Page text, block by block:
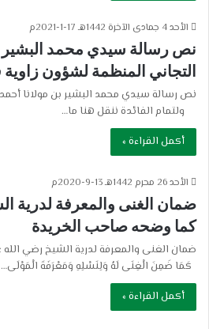
الأحد 4 جمادى الآخرة 1442هـ 17-1-2021م
نص رسالة سيدي محمد البشير
التجاني المنظمة لشؤون
نص رسالة سيدي محمد البشير بن مولانا
ولتمام الفائدة ننقل هنا ما…
أكمل القراءة »
الأحد 26 محرم 1442هـ 13-9-2020م
ضمان الغنى والمعرفة لدرية
كما وضحه صاحب الخريدة
ضمان الغنى والمعرفة لدرية الشيخ رضي
كَمَا ضَمِنَ الْغِنَى لَهُ وَلِنَسْلِهِ وَمَعْرَفَةَ الْمَوْلَى…
أكمل القراءة »